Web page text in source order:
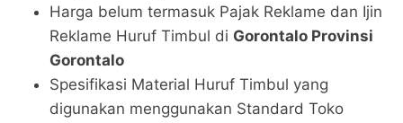
Harga belum termasuk Pajak Reklame dan Ijin
Reklame Huruf Timbul di Gorontalo Provinsi
Gorontalo
Spesifikasi Material Huruf Timbul yang
digunakan menggunakan Standard Toko